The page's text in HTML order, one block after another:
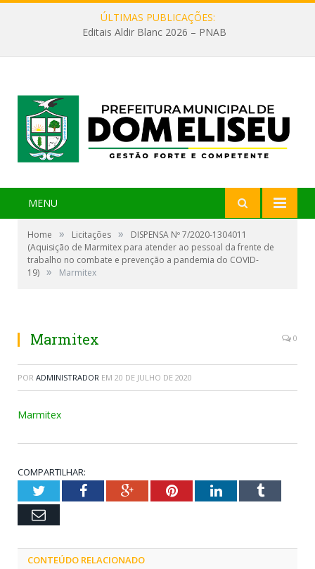
ÚLTIMAS PUBLICAÇÕES:
Editais Aldir Blanc 2026 – PNAB
MENU
Home » Licitações »
DISPENSA Nº 7/2020-1304011
(Aquisição de Marmitex para atender ao pessoal da frente de
trabalho no combate e prevenção a pandemia do COVID-
19) » Marmitex
Marmitex 0
POR ADMINISTRADOR EM 20 DE JULHO DE 2020
Marmitex
COMPARTILHAR:
TwitterFacebookGoogle+PinterestLinkedInTumblr
Email
CONTEÚDO RELACIONADO